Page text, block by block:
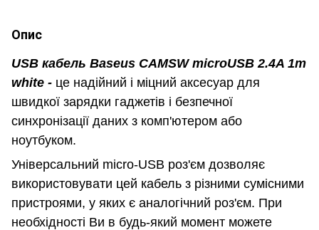
Опис
USB кабель Baseus CAMSW microUSB 2.4A 1m
white - це надійний і міцний аксесуар для
швидкої зарядки гаджетів і безпечної
синхронізації даних з комп'ютером або
ноутбуком.
Універсальний micro-USB роз'єм дозволяє
використовувати цей кабель з різними сумісними
пристроями, у яких є аналогічний роз'єм. При
необхідності Ви в будь-який момент можете